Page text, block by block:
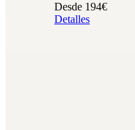
Desde 194€
Detalles